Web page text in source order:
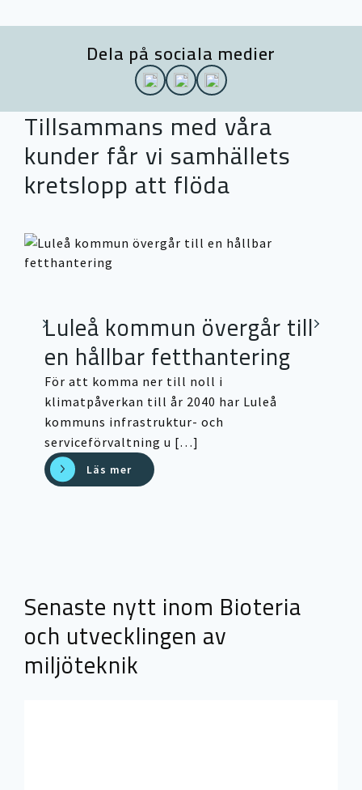
Dela på sociala medier
Tillsammans med våra
kunder får vi samhällets
kretslopp att flöda
Luleå kommun övergår till
en hållbar fetthantering
För att komma ner till noll i
klimatpåverkan till år 2040 har Luleå
kommuns infrastruktur- och
serviceförvaltning u […]
Läs mer
Senaste nytt inom Bioteria
och utvecklingen av
miljöteknik